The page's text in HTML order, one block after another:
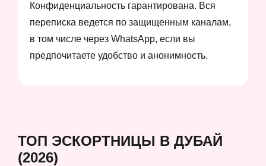
Конфиденциальность гарантирована. Вся
переписка ведется по защищенным каналам,
в том числе через WhatsApp, если вы
предпочитаете удобство и анонимность.
ТОП ЭСКОРТНИЦЫ В ДУБАЙ
(2026)